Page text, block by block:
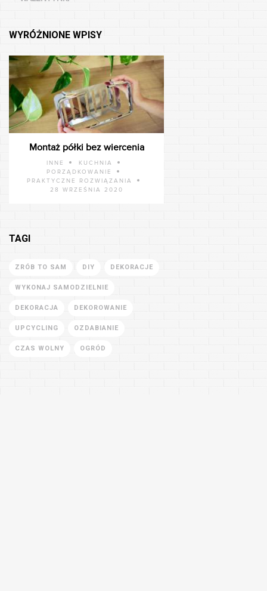
WYRÓŻNIONE WPISY
Montaż półki bez wiercenia
INNE
KUCHNIA
PORZĄDKOWANIE
PRAKTYCZNE ROZWIĄZANIA
28 WRZEŚNIA 2020
TAGI
ZRÓB TO SAM DIY DEKORACJE
WYKONAJ SAMODZIELNIE
DEKORACJA DEKOROWANIE
UPCYCLING OZDABIANIE
CZAS WOLNY OGRÓD